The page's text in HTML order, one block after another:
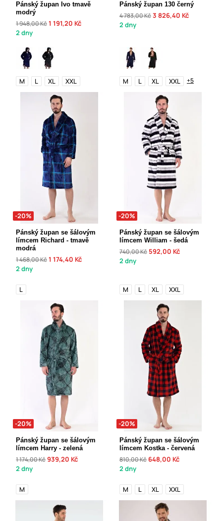
Pánský župan Ivo tmavě
modrý
1 948,00 Kč1 191,20 Kč
2 dny
M L XL XXL
Pánský župan 130 černý
4 783,00 Kč3 826,40 Kč
2 dny
M L XL XXL +5
-20%
Pánský župan se šálovým
límcem Richard - tmavě
modrá
1 468,00 Kč1 174,40 Kč
2 dny
L
-20%
Pánský župan se šálovým
límcem William - šedá
740,00 Kč 592,00 Kč
2 dny
M L XL XXL
-20%
Pánský župan se šálovým
límcem Harry - zelená
1 174,00 Kč939,20 Kč
2 dny
M
-20%
Pánský župan se šálovým
límcem Kostka - červená
810,00 Kč 648,00 Kč
2 dny
M L XL XXL